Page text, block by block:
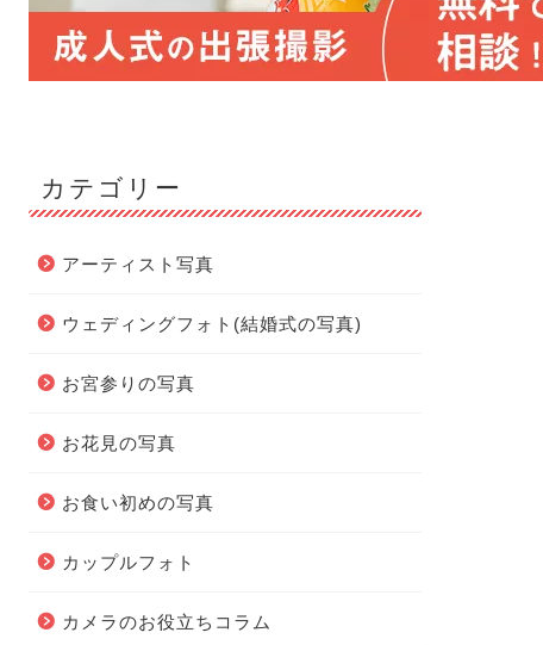
カテゴリー
アーティスト写真
ウェディングフォト(結婚式の写真)
お宮参りの写真
お花見の写真
お食い初めの写真
カップルフォト
カメラのお役立ちコラム